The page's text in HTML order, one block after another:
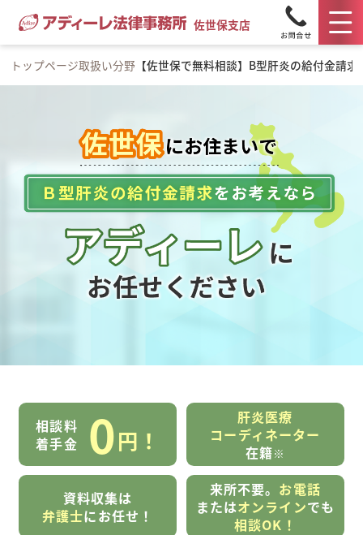
佐世保支店
トップページ取扱い分野 【佐世保で無料相談】B型肝炎の給付金請
相談料
着手金
0円！
肝炎医療
コーディネーター
在籍※
資料収集は
弁護士にお任せ！
来所不要。 お電話
またはオンラインでも
相談OK！